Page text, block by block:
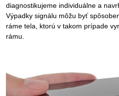
diagnostikujeme individuálne a
Výpadky signálu môžu byť
ráme tela, ktorú v takom prípade
rámu.